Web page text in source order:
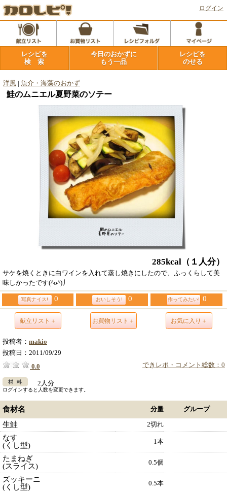
ログイン
レシピを
検 索
今日のおかずに
もう一品
レシピを
のせる
洋風 魚介・海藻のおかず
鮭のムニエル夏野菜のソテー
285kcal （１人分）
サケを焼くときに白ワインを入れて蒸し焼きにしたので、ふっくらして美
味しかったです(^o^)丿
写真ナイス! 0 おいしそう! 0 作ってみたい! 0
献立リスト＋ お買物リスト＋ お気に入り＋
投稿者： makio
投稿日： 2011/09/29
できレポ・コメント総数：0
0.0
2人分
ログインすると人数を変更できます。
食材名 分量 グループ
生鮭 2切れ
なす
(くし型)
1本
たまねぎ
(スライス)
0.5個
ズッキーニ
(くし型)
0.5本